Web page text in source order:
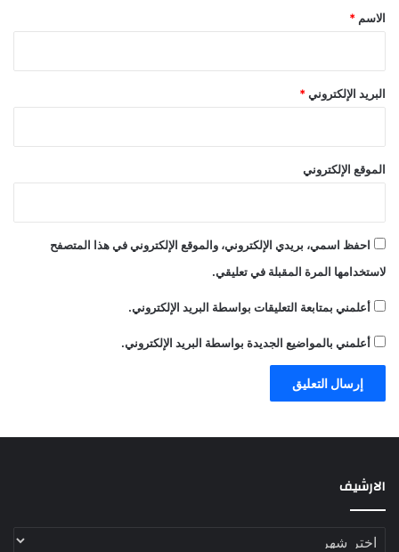
*
الاسم *
البريد الإلكتروني *
الموقع الإلكتروني
احفظ اسمي، بريدي الإلكتروني، والموقع الإلكتروني في هذا المتصفح
لاستخدامها المرة المقبلة في تعليقي.
أعلمني بمتابعة التعليقات بواسطة البريد الإلكتروني.
أعلمني بالمواضيع الجديدة بواسطة البريد الإلكتروني.
الارشيف
الارشيف